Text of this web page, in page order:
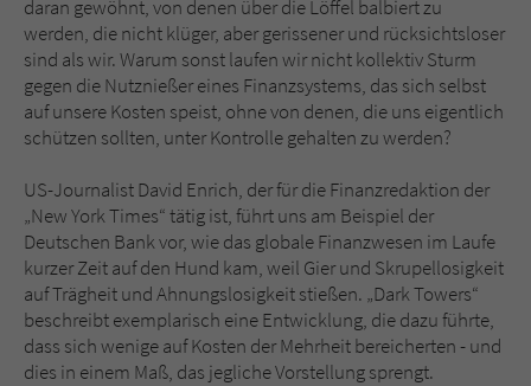
daran gewöhnt, von denen über die Löffel balbiert zu
werden, die nicht klüger, aber gerissener und rücksichtsloser
sind als wir. Warum sonst laufen wir nicht kollektiv Sturm
gegen die Nutznießer eines Finanzsystems, das sich selbst
auf unsere Kosten speist, ohne von denen, die uns eigentlich
schützen sollten, unter Kontrolle gehalten zu werden?
US-Journalist David Enrich, der für die Finanzredaktion der
„New York Times“ tätig ist, führt uns am Beispiel der
Deutschen Bank vor, wie das globale Finanzwesen im Laufe
kurzer Zeit auf den Hund kam, weil Gier und Skrupellosigkeit
auf Trägheit und Ahnungslosigkeit stießen. „Dark Towers“
beschreibt exemplarisch eine Entwicklung, die dazu führte,
dass sich wenige auf Kosten der Mehrheit bereicherten - und
dies in einem Maß, das jegliche Vorstellung sprengt.
Sicherheitscode des Kontaktformulars zu
überprüfen.